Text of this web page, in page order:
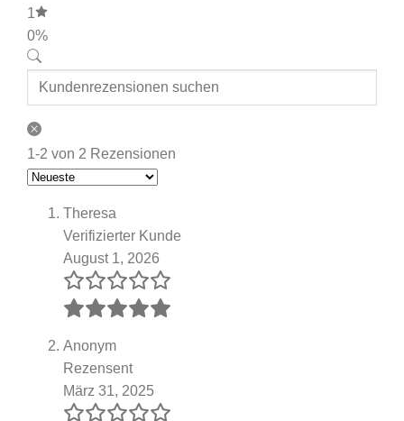
1
0%
1-2 von 2 Rezensionen
Theresa
Verifizierter Kunde
August 1, 2026
Anonym
Rezensent
März 31, 2025